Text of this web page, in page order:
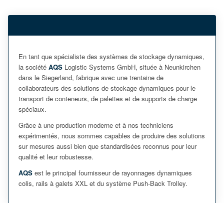
En tant que spécialiste des systèmes de stockage dynamiques,
la société AQS Logistic Systems GmbH, située à Neunkirchen
dans le Siegerland, fabrique avec une trentaine de
collaborateurs des solutions de stockage dynamiques pour le
transport de conteneurs, de palettes et de supports de charge
spéciaux.
Grâce à une production moderne et à nos techniciens
expérimentés, nous sommes capables de produire des solutions
sur mesures aussi bien que standardisées reconnus pour leur
qualité et leur robustesse.
AQS est le principal fournisseur de rayonnages dynamiques
colis, rails à galets XXL et du système Push-Back Trolley.